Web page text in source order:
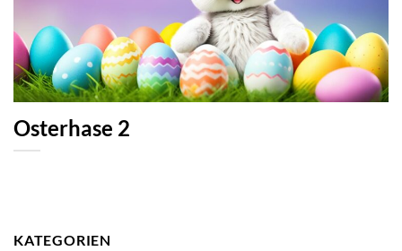
Osterhase 2
KATEGORIEN